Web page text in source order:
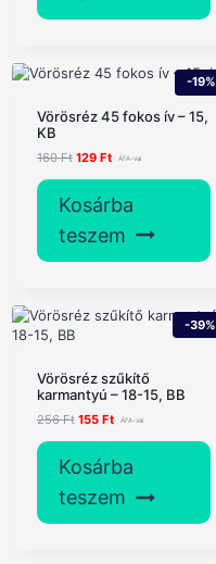
-19%
Vörösréz 45 fokos ív – 15,
KB
160Ft Original
160 Ft.
129 FtCurrent
129 Ft.
Kosárba
teszem
-39%
Vörösréz szűkítő
karmantyú – 18-15, BB
256Ft Original
256 Ft.
155 FtCurrent
155 Ft.
Kosárba
teszem